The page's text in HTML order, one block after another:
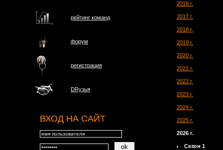
рейтинг команд
форум
регистрация
DRузья
ВХОД НА САЙТ
2016 г.
2017 г.
2018 г.
2019 г.
2020 г.
2021 г.
2022 г.
2023 г.
2024 г.
2025 г.
2026 г.
Сезон 1